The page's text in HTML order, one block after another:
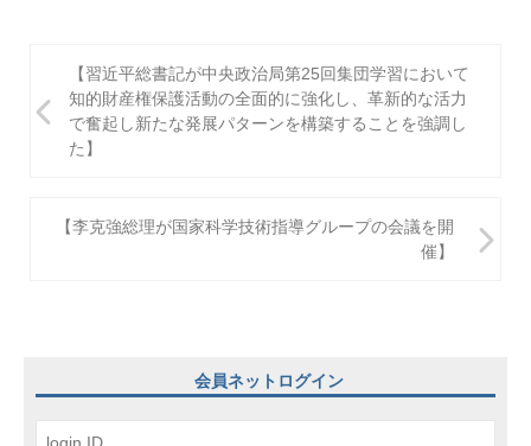
稿
【習近平総書記が中央政治局第25回集団学習において
知的財産権保護活動の全面的に強化し、革新的な活力
で奮起し新たな発展パターンを構築することを強調し
た】
【李克強総理が国家科学技術指導グループの会議を開
催】
会員ネットログイン